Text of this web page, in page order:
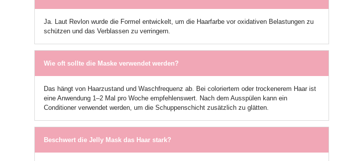
Ja. Laut Revlon wurde die Formel entwickelt, um die Haarfarbe vor oxidativen Belastungen zu
schützen und das Verblassen zu verringern.
Wie oft sollte die Maske verwendet werden?
Das hängt von Haarzustand und Waschfrequenz ab. Bei coloriertem oder trockenerem Haar ist
eine Anwendung 1–2 Mal pro Woche empfehlenswert. Nach dem Ausspülen kann ein
Conditioner verwendet werden, um die Schuppenschicht zusätzlich zu glätten.
Beschwert die Jelly Mask das Haar stark?